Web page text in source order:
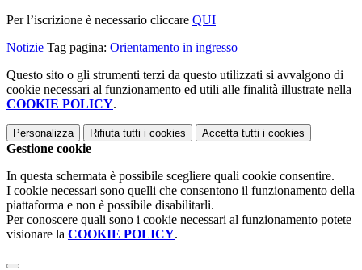
Per l’iscrizione è necessario cliccare QUI
Notizie Tag pagina: Orientamento in ingresso
Questo sito o gli strumenti terzi da questo utilizzati si avvalgono di
cookie necessari al funzionamento ed utili alle finalità illustrate nella
COOKIE POLICY.
Personalizza Rifiuta tutti i cookies Accetta tutti i cookies
Gestione cookie
In questa schermata è possibile scegliere quali cookie consentire.
I cookie necessari sono quelli che consentono il funzionamento della
piattaforma e non è possibile disabilitarli.
Per conoscere quali sono i cookie necessari al funzionamento potete
visionare la COOKIE POLICY.